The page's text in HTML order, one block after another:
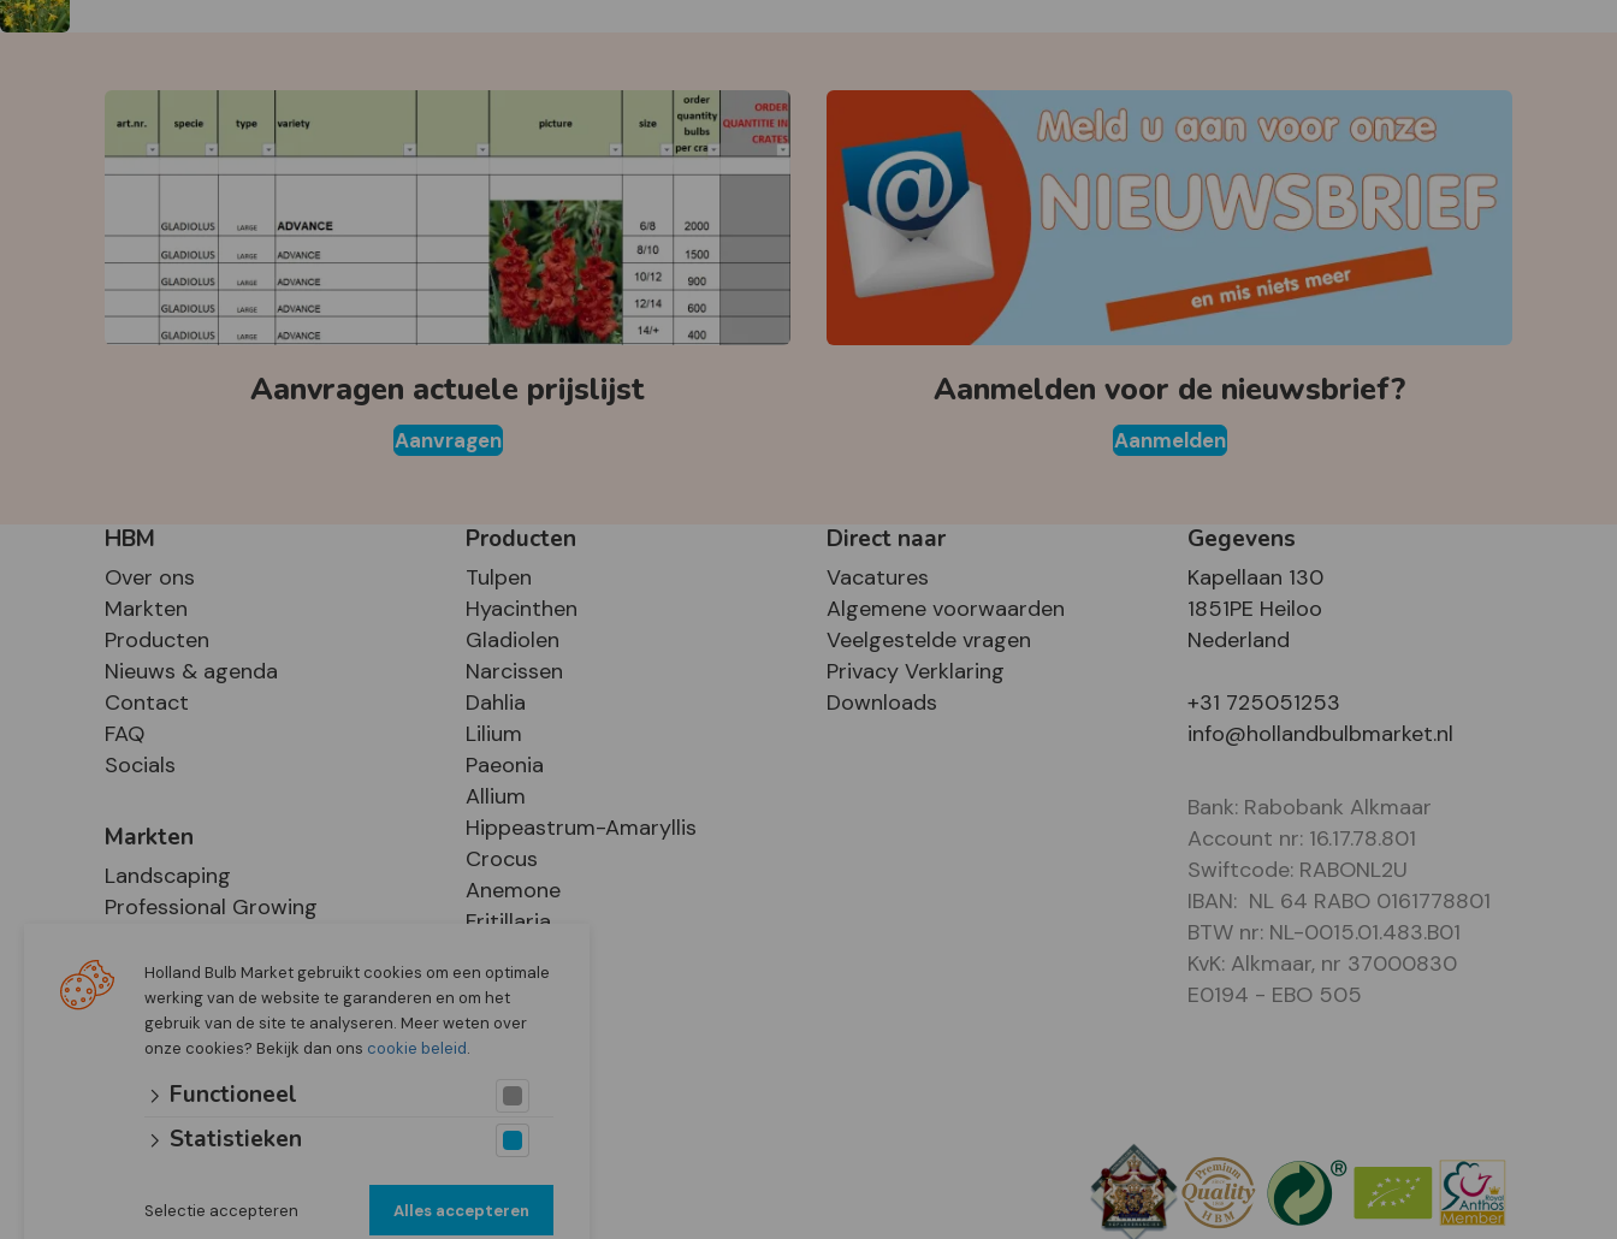
Aanvragen actuele prijslijst
Aanvragen
Aanmelden voor de nieuwsbrief?
Aanmelden
HBM
Over ons
Markten
Producten
Nieuws & agenda
Contact
FAQ
Socials
Markten
Landscaping
Professional Growing
Retail
Producten
Tulpen
Hyacinthen
Gladiolen
Narcissen
Dahlia
Lilium
Paeonia
Allium
Hippeastrum-Amaryllis
Crocus
Anemone
Fritillaria
Direct naar
Vacatures
Algemene voorwaarden
Veelgestelde vragen
Privacy Verklaring
Downloads
Gegevens
Kapellaan 130
1851PE Heiloo
Nederland
+31 725051253
info@hollandbulbmarket.nl
Bank: Rabobank Alkmaar
Account nr: 16.17.78.801
Swiftcode: RABONL2U
IBAN: NL 64 RABO 0161778801
BTW nr: NL-0015.01.483.B01
KvK: Alkmaar, nr 37000830
E0194 - EBO 505
Holland Bulb Market gebruikt cookies om een optimale
werking van de website te garanderen en om het
gebruik van de site te analyseren. Meer weten over
onze cookies? Bekijk dan ons cookie beleid.
Functioneel
Statistieken
Selectie accepteren Alles accepteren